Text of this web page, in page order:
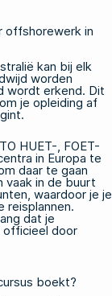
offshorewerk in
kan bij elk
worden
wordt erkend. Dit
je opleiding af
HUET-, FOET-
in Europa te
daar te gaan
vaak in de buurt
waardoor je je
reisplannen.
dat je
officieel door
boekt?